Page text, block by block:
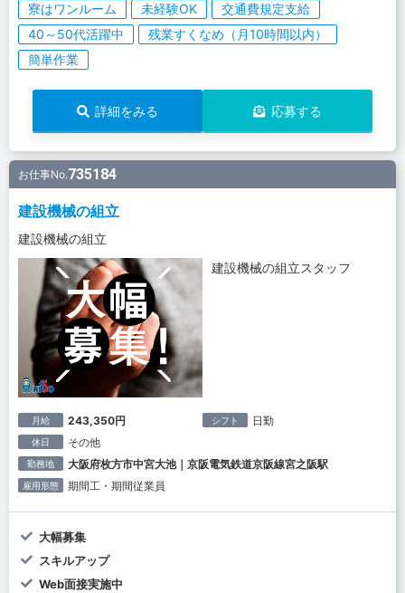
寮はワンルーム 未経験OK
交通費規定支給
40～50代活躍中
残業すくなめ（月10時間以内）
簡単作業
詳細をみる 応募する
お仕事No.735184
建設機械の組立
建設機械の組立
建設機械の組立スタッフ
月給 243,350円 シフト 日勤
休日 その他
勤務地 大阪府枚方市中宮大池｜京阪電気鉄道京阪線宮之阪駅
雇用形態 期間工・期間従業員
大幅募集
スキルアップ
Web面接実施中